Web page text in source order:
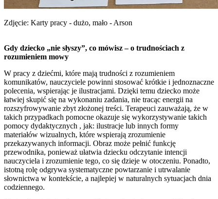
Zdjęcie: Karty pracy - dużo, mało - Arson
Gdy dziecko „nie słyszy”, co mówisz – o trudnościach z
rozumieniem mowy
W pracy z dziećmi, które mają trudności z rozumieniem
komunikatów, nauczyciele powinni stosować krótkie i jednoznaczne
polecenia, wspierając je ilustracjami. Dzięki temu dziecko może
łatwiej skupić się na wykonaniu zadania, nie tracąc energii na
rozszyfrowywanie zbyt złożonej treści. Terapeuci zauważają, że w
takich przypadkach pomocne okazuje się wykorzystywanie takich
pomocy dydaktycznych , jak: ilustracje lub innych formy
materiałów wizualnych, które wspierają zrozumienie
przekazywanych informacji. Obraz może pełnić funkcję
przewodnika, ponieważ ułatwia dziecku odczytanie intencji
nauczyciela i zrozumienie tego, co się dzieje w otoczeniu. Ponadto,
istotną rolę odgrywa systematyczne powtarzanie i utrwalanie
słownictwa w kontekście, a najlepiej w naturalnych sytuacjach dnia
codziennego.